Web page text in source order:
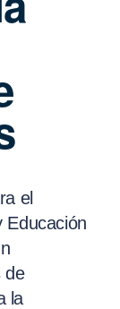
el
Educación
de
la